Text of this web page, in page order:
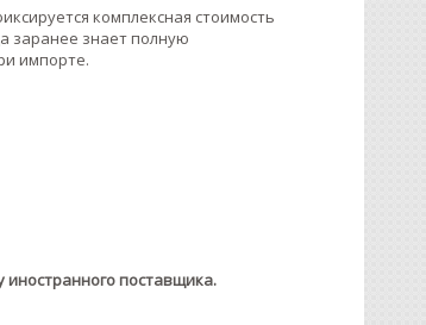
комплексная стоимость
заранее знает полную
импорте.
поставщика.